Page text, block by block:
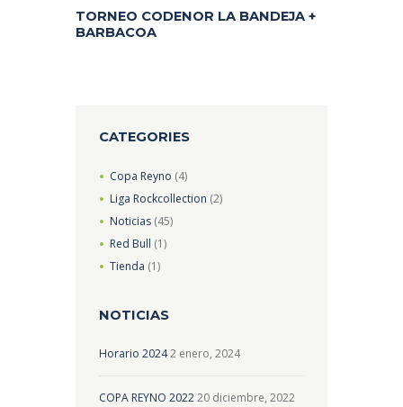
TORNEO CODENOR LA BANDEJA +
BARBACOA
CATEGORIES
Copa Reyno (4)
Liga Rockcollection (2)
Noticias (45)
Red Bull (1)
Tienda (1)
NOTICIAS
Horario 20242 enero, 2024
COPA REYNO 202220 diciembre, 2022